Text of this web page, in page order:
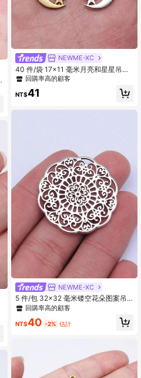
NEWME-XC
40 件/袋 17x11 毫米月亮和星星吊坠
适用于 DIY 珠宝制作配件珠宝配件 DI
品
回購率高的顧客
NT$41
NEWME-XC
5 件/包 32x32 毫米镂空花朵图案吊
坠适用于 DIY 珠宝制作 DIY 耳环、项
回購率高的顧客
NT$40 -2% 估計